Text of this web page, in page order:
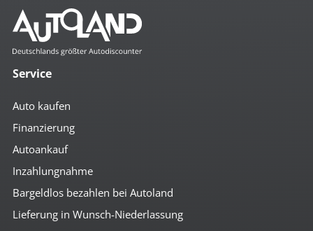
Service
Auto kaufen
Finanzierung
Autoankauf
Inzahlungnahme
Bargeldlos bezahlen bei Autoland
Lieferung in Wunsch-Niederlassung